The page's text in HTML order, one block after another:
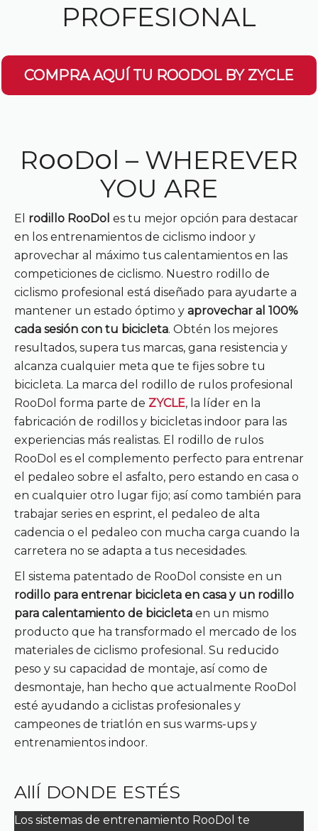
PROFESIONAL
COMPRA AQUÍ TU ROODOL BY ZYCLE
RooDol – WHEREVER
YOU ARE
El rodillo RooDol es tu mejor opción para destacar
en los entrenamientos de ciclismo indoor y
aprovechar al máximo tus calentamientos en las
competiciones de ciclismo. Nuestro rodillo de
ciclismo profesional está diseñado para ayudarte a
mantener un estado óptimo y aprovechar al 100%
cada sesión con tu bicicleta. Obtén los mejores
resultados, supera tus marcas, gana resistencia y
alcanza cualquier meta que te fijes sobre tu
bicicleta. La marca del rodillo de rulos profesional
RooDol forma parte de ZYCLE, la líder en la
fabricación de rodillos y bicicletas indoor para las
experiencias más realistas. El rodillo de rulos
RooDol es el complemento perfecto para entrenar
el pedaleo sobre el asfalto, pero estando en casa o
en cualquier otro lugar fijo; así como también para
trabajar series en esprint, el pedaleo de alta
cadencia o el pedaleo con mucha carga cuando la
carretera no se adapta a tus necesidades.
El sistema patentado de RooDol consiste en un
rodillo para entrenar bicicleta en casa y un rodillo
para calentamiento de bicicleta en un mismo
producto que ha transformado el mercado de los
materiales de ciclismo profesional. Su reducido
peso y su capacidad de montaje, así como de
desmontaje, han hecho que actualmente RooDol
esté ayudando a ciclistas profesionales y
campeones de triatlón en sus warms-ups y
entrenamientos indoor.
AllÍ DONDE ESTÉS
Los sistemas de entrenamiento RooDol te